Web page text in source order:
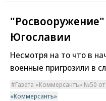
Югославии
Несмотря на то что в
военные пригрозили в
Газета «Коммерсантъ» №50 от
«Коммерсантъ»